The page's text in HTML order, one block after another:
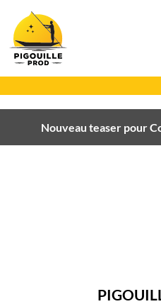
Nouveau teaser pour